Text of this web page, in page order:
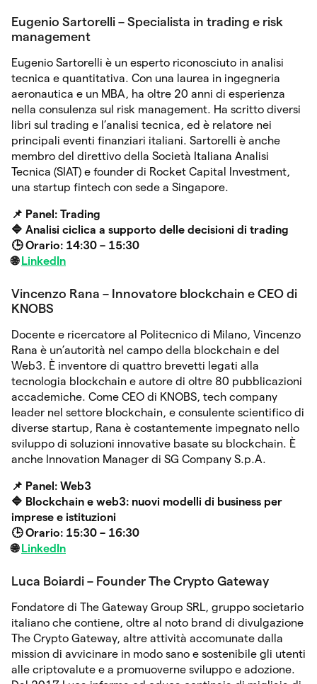
Eugenio Sartorelli – Specialista in trading e risk
management
Eugenio Sartorelli è un esperto riconosciuto in analisi
tecnica e quantitativa. Con una laurea in ingegneria
aeronautica e un MBA, ha oltre 20 anni di esperienza
nella consulenza sul risk management. Ha scritto diversi
libri sul trading e l’analisi tecnica, ed è relatore nei
principali eventi finanziari italiani. Sartorelli è anche
membro del direttivo della Società Italiana Analisi
Tecnica (SIAT) e founder di Rocket Capital Investment,
una startup fintech con sede a Singapore.
📌 Panel: Trading
🔷 Analisi ciclica a supporto delle decisioni di trading
🕒 Orario: 14:30 – 15:30
🌐 LinkedIn
Vincenzo Rana – Innovatore blockchain e CEO di
KNOBS
Docente e ricercatore al Politecnico di Milano, Vincenzo
Rana è un’autorità nel campo della blockchain e del
Web3. È inventore di quattro brevetti legati alla
tecnologia blockchain e autore di oltre 80 pubblicazioni
accademiche. Come CEO di KNOBS, tech company
leader nel settore blockchain, e consulente scientifico di
diverse startup, Rana è costantemente impegnato nello
sviluppo di soluzioni innovative basate su blockchain. È
anche Innovation Manager di SG Company S.p.A.
📌 Panel: Web3
🔷 Blockchain e web3: nuovi modelli di business per
imprese e istituzioni
🕒 Orario: 15:30 – 16:30
🌐 LinkedIn
Luca Boiardi – Founder The Crypto Gateway
Fondatore di The Gateway Group SRL, gruppo societario
italiano che contiene, oltre al noto brand di divulgazione
The Crypto Gateway, altre attività accomunate dalla
mission di avvicinare in modo sano e sostenibile gli utenti
alle criptovalute e a promuoverne sviluppo e adozione.